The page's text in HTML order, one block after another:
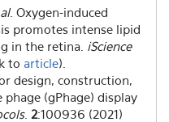
. Oxygen-induced
promotes intense lipid
in the retina. iScience
to article).
design, construction,
(gPhage) display
. 2:100936 (2021)